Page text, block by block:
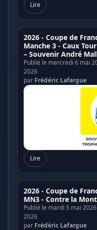
Lire
2026 - Coupe de
Manche 3 - Caux
– Souvenir André
Publié le mercredi 6 mai
2026
par Frédéric Lafargue
Lire
2026 - Coupe de
MN3 - Contre la
Publié le mardi 5 mai
2026
par Frédéric Lafargue